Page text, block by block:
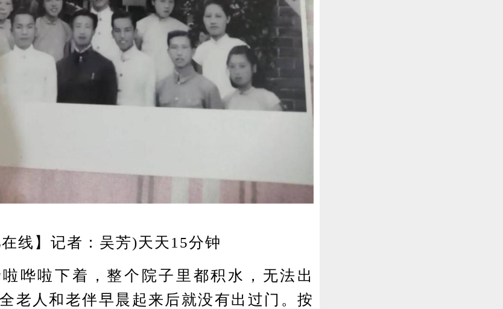
】记者：吴芳)天天15分钟
啦下着，整个院子里都积水，无法出
老人和老伴早晨起来后就没有出过门。按